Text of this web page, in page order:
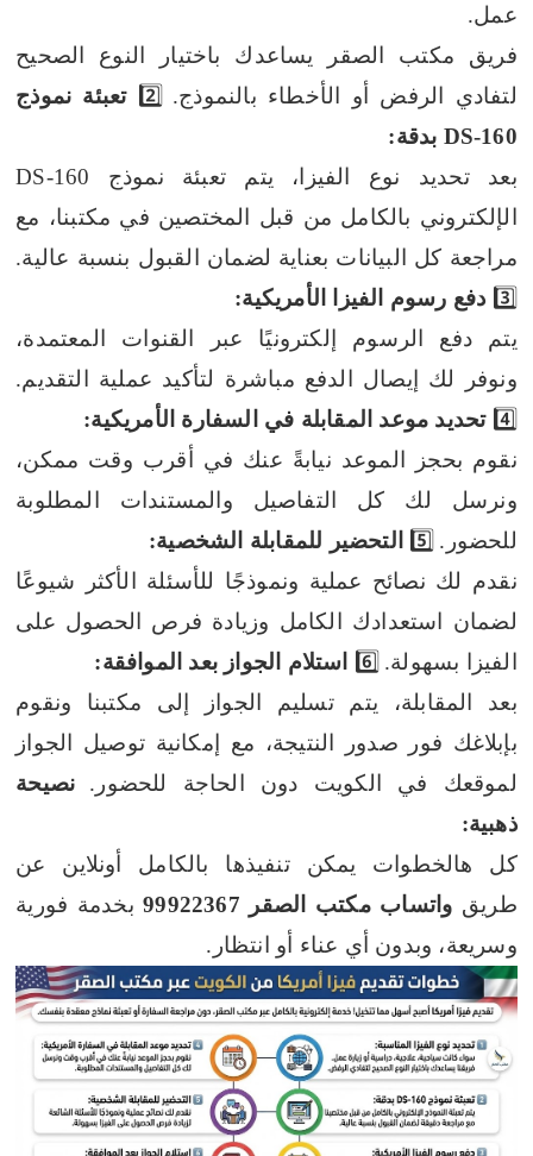
عمل.
فريق مكتب الصقر يساعدك باختيار النوع الصحيح
لتفادي الرفض أو الأخطاء بالنموذج. 2️⃣
تعبئة نموذج
DS-160 بدقة:
بعد تحديد نوع الفيزا، يتم تعبئة نموذج DS-160
الإلكتروني بالكامل من قبل المختصين في مكتبنا، مع
مراجعة كل البيانات بعناية لضمان القبول بنسبة عالية.
3️⃣ دفع رسوم الفيزا الأمريكية:
يتم دفع الرسوم إلكترونيًا عبر القنوات المعتمدة،
ونوفر لك إيصال الدفع مباشرة لتأكيد عملية التقديم.
4️⃣ تحديد موعد المقابلة في السفارة الأمريكية:
نقوم بحجز الموعد نيابةً عنك في أقرب وقت ممكن،
ونرسل لك كل التفاصيل والمستندات المطلوبة
للحضور. 5️⃣
التحضير للمقابلة الشخصية:
نقدم لك نصائح عملية ونموذجًا للأسئلة الأكثر شيوعًا
لضمان استعدادك الكامل وزيادة فرص الحصول على
الفيزا بسهولة. 6️⃣
استلام الجواز بعد الموافقة:
بعد المقابلة، يتم تسليم الجواز إلى مكتبنا ونقوم
بإبلاغك فور صدور النتيجة، مع إمكانية توصيل الجواز
لموقعك في الكويت دون الحاجة للحضور.
نصيحة
ذهبية:
كل هالخطوات يمكن تنفيذها بالكامل أونلاين عن
طريق واتساب مكتب الصقر 99922367
بخدمة فورية
وسريعة، وبدون أي عناء أو انتظار.